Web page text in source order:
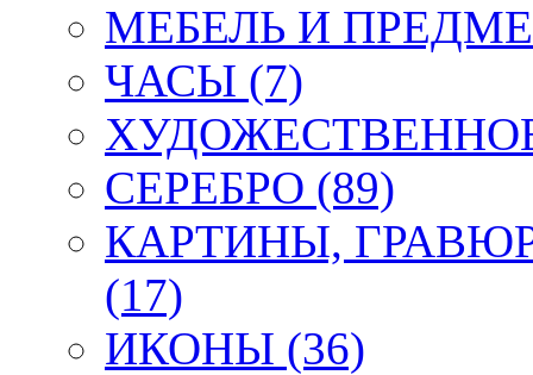
МЕБЕЛЬ И
ЧАСЫ (7)
СЕРЕБРО (89)
КАРТИНЫ,
(17)
ИКОНЫ (36)